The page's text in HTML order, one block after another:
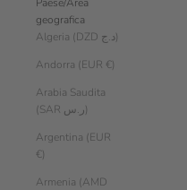
geografica
Algeria (DZD د.ج)
Andorra (EUR €)
Arabia Saudita
(SAR ر.س)
Argentina (EUR
€)
Armenia (AMD